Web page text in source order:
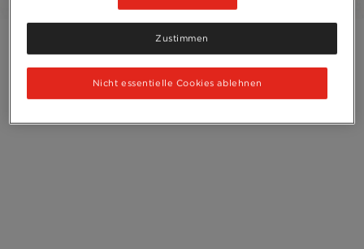
Nicht essentielle Cookies ablehnen
Zustimmen